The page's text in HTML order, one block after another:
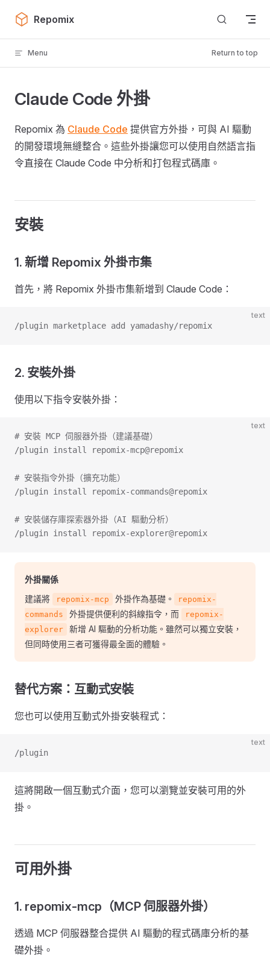
Skip to content
Repomix
Menu Return to top
Claude Code 外掛
Repomix 為 Claude Code 提供官方外掛，可與 AI 驅動
的開發環境無縫整合。這些外掛讓您可以使用自然語言指
令直接在 Claude Code 中分析和打包程式碼庫。
安裝
1. 新增 Repomix 外掛市集
首先，將 Repomix 外掛市集新增到 Claude Code：
text
/plugin marketplace add yamadashy/repomix
2. 安裝外掛
使用以下指令安裝外掛：
text
# 安裝 MCP 伺服器外掛（建議基礎）
/plugin install repomix-mcp@repomix
# 安裝指令外掛（擴充功能）
/plugin install repomix-commands@repomix
# 安裝儲存庫探索器外掛（AI 驅動分析）
/plugin install repomix-explorer@repomix
外掛關係
建議將
repomix-mcp 外掛作為基礎。
repomix-
commands
外掛提供便利的斜線指令，而
repomix-
explorer
新增 AI 驅動的分析功能。雖然可以獨立安裝，
但同時使用三者可獲得最全面的體驗。
替代方案：互動式安裝
您也可以使用互動式外掛安裝程式：
text
/plugin
這將開啟一個互動式介面，您可以瀏覽並安裝可用的外
掛。
可用外掛
1. repomix-mcp（MCP 伺服器外掛）
透過 MCP 伺服器整合提供 AI 驅動的程式碼庫分析的基
礎外掛。